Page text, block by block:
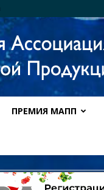
ПРЕМИЯ МАПП